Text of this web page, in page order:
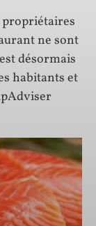
propriétaires
ne sont
désormais
habitants et